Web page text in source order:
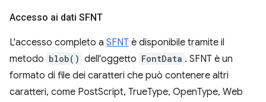
Accesso ai dati SFNT
L'accesso completo a SFNT è disponibile tramite il
metodo blob() dell'oggetto FontData . SFNT è un
formato di file dei caratteri che può contenere altri
caratteri, come PostScript, TrueType, OpenType, Web